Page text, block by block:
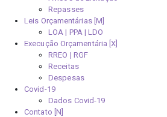
Repasses
Leis Orçamentárias [M]
LOA | PPA | LDO
Execução Orçamentária [X]
RREO | RGF
Receitas
Despesas
Covid-19
Dados Covid-19
Contato [N]